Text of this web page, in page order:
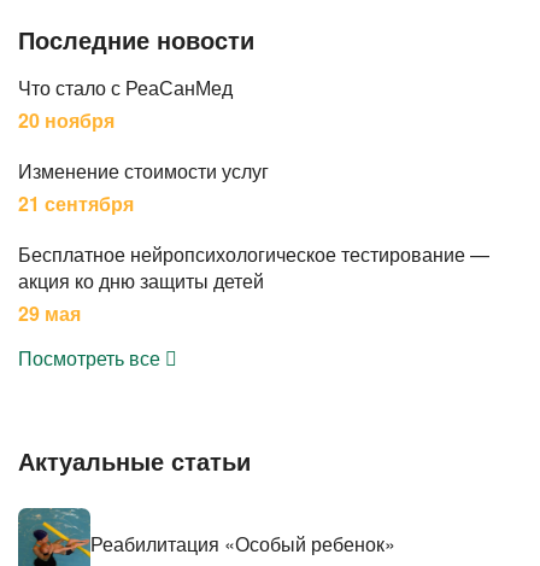
Последние новости
Что стало с РеаСанМед
20 ноября
Изменение стоимости услуг
21 сентября
Бесплатное нейропсихологическое тестирование —
акция ко дню защиты детей
29 мая
Посмотреть все
Актуальные статьи
Реабилитация «Особый ребенок»